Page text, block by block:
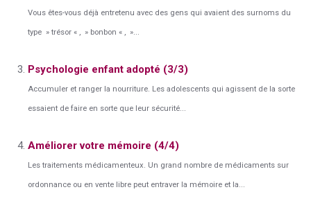
Vous êtes-vous déjà entretenu avec des gens qui avaient des surnoms du
type » trésor « , » bonbon « , »...
Psychologie enfant adopté (3/3)
Accumuler et ranger la nourriture. Les adolescents qui agissent de la sorte
essaient de faire en sorte que leur sécurité...
Améliorer votre mémoire (4/4)
Les traitements médicamenteux. Un grand nombre de médicaments sur
ordonnance ou en vente libre peut entraver la mémoire et la...